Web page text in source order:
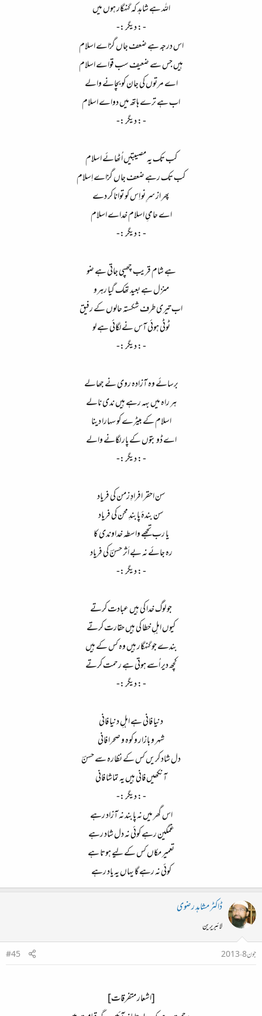
اللہ ہے شاہد کہ گنہگار ہوں میں​
- : دیگر :-​
اس درجہ ہے ضعف جاں گزاے اسلام​
ہیں جس سے ضعیف سب قواے اسلام​
اے مرتوں کی جان کو بچانے والے​
اب ہے ترے ہاتھ میں دواے اسلام​
- : دیگر :-​
کب تک یہ مصیبتیں اُٹھائے اسلام​
کب تک رہے ضعف جاں گزاے اِسلام​
پھر از سرِ نو اِس کو توانا کر دے​
اے حامیِ اسلام خداے اسلام​
- : دیگر :-​
ہے شام قریب چھپی جاتی ہے ضو​
منزل ہے بعید تھک گیا رہرو​
اب تیری طرف شکستہ حالوں کے رفیق​
ٹوٹی ہوئی آس نے لگائی ہے لو​
- : دیگر :-​
برسائے وہ آزادہ روی نے جھالے​
ہر راہ میں بہہ رہے ہیں ندی نالے​
اسلام کے بیٹرے کو سہارا دینا​
اے ڈوبتوں کے پار لگانے والے​
- : دیگر :-​
سن احقر افرادِ زمن کی فریاد​
سن بندۂ پابندِ محن کی فریاد​
یا رب تجھے واسطہ خداوندی کا​
رہ جائے نہ بے اَثر حسنؔ کی فریاد​
- : دیگر :-​
جو لوگ خدا کی ہیں عبادت کرتے​
کیوں اہلِ خطا کی ہیں حقارت کرتے​
بندے جو گنہگار ہیں وہ کس کے ہیں​
کچھ دیر اُسے ہوتی ہے رحمت کرتے​
- : دیگر :-​
دنیا فانی ہے اہلِ دنیا فانی​
شہر و بازار و کوہ و صحرا فانی​
دل شاد کریں کس کے نظارہ سے حسنؔ​
آنکھیں فانی ہیں یہ تماشا فانی​
- : دیگر :-​
اس گھر میں نہ پابند نہ آزاد رہے​
غمگین رہے کوئی نہ دل شاد رہے​
تعمیر مکاں کس کے لیے ہوتا ہے​
کوئی نہ رہے گا یہاں یہ یاد رہے​
ڈاکٹر مشاہد رضوی
لائبریرین
جون 8، 2013
#45
[اشعار متفرقات]​